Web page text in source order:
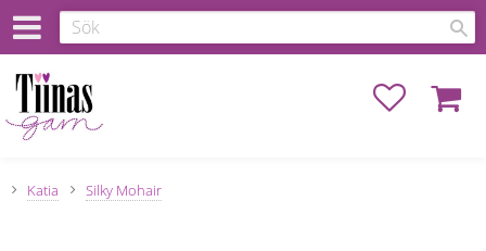
Favoriter
Katia Silky Mohair